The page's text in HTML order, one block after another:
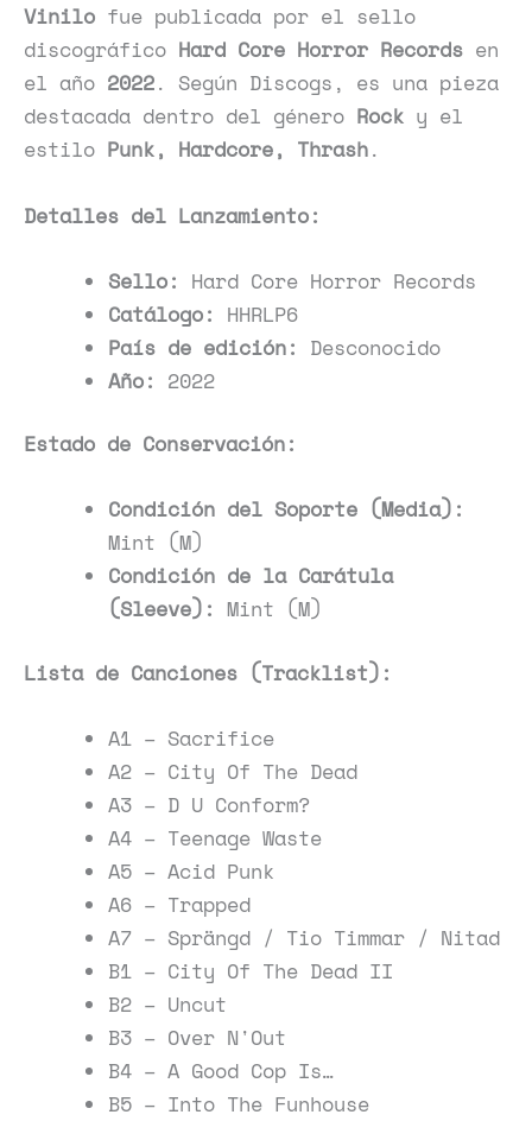
Vinilo fue publicada por el sello
discográfico Hard Core Horror Records en
el año 2022. Según Discogs, es una pieza
destacada dentro del género Rock y el
estilo Punk, Hardcore, Thrash.
Detalles del Lanzamiento:
Sello: Hard Core Horror Records
Catálogo: HHRLP6
País de edición: Desconocido
Año: 2022
Estado de Conservación:
Condición del Soporte (Media):
Mint (M)
Condición de la Carátula
(Sleeve): Mint (M)
Lista de Canciones (Tracklist):
A1 – Sacrifice
A2 – City Of The Dead
A3 – D U Conform?
A4 – Teenage Waste
A5 – Acid Punk
A6 – Trapped
A7 – Sprängd / Tio Timmar / Nitad
B1 – City Of The Dead II
B2 – Uncut
B3 – Over N'Out
B4 – A Good Cop Is…
B5 – Into The Funhouse